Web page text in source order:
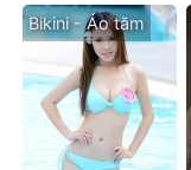
Bikini - Áo tăm